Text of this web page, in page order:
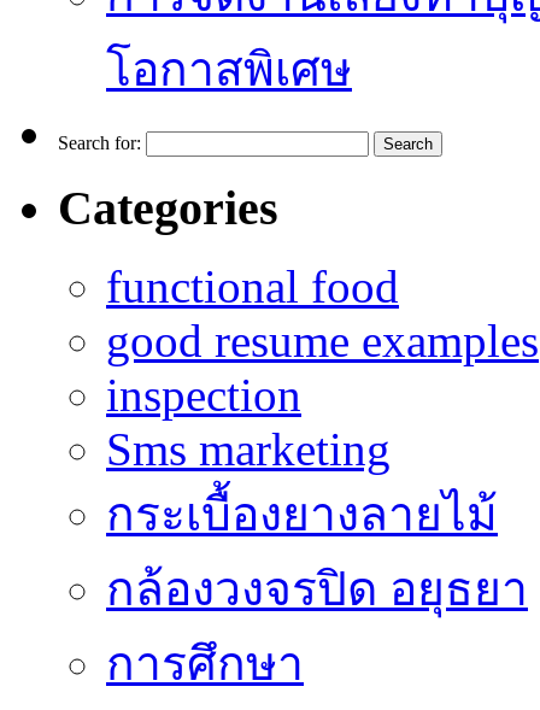
โอกาสพิเศษ
Search for:
Categories
functional food
good resume examples
inspection
Sms marketing
กระเบื้องยางลายไม้
กล้องวงจรปิด อยุธยา
การศึกษา